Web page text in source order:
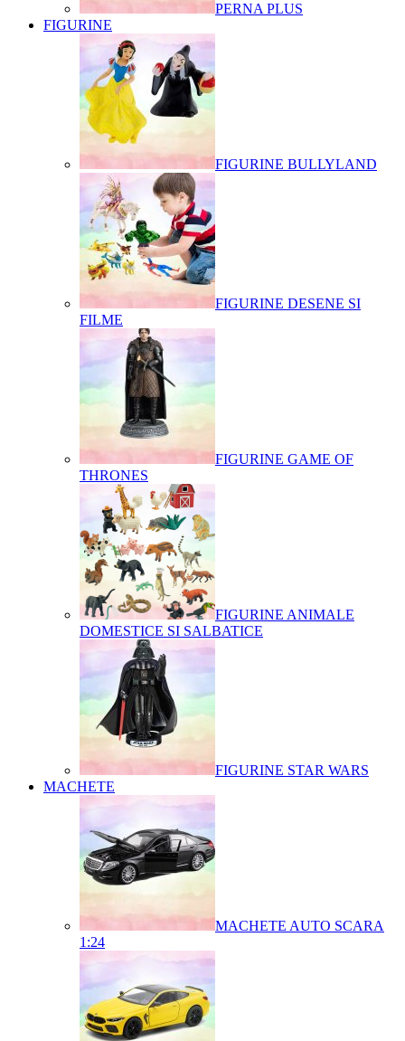
PERNA PLUS
FIGURINE
FIGURINE BULLYLAND
FIGURINE DESENE SI
FILME
FIGURINE GAME OF
THRONES
FIGURINE ANIMALE
DOMESTICE SI SALBATICE
FIGURINE STAR WARS
MACHETE
MACHETE AUTO SCARA
1:24